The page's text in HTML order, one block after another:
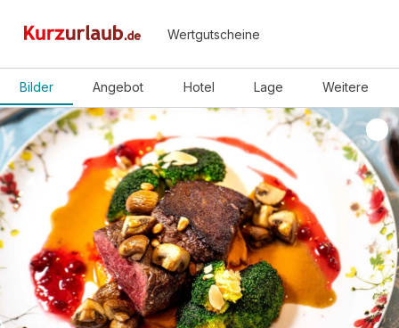
Wertgutscheine
Bilder Angebot Hotel Lage Weitere